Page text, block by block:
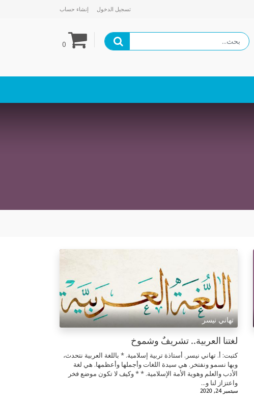
تسجيل الدخول إنشاء حساب
0
تهاني نيسر
لغتنا العربية.. تشريفٌ وشموخ
كتبت: أ. تهاني نيسر. أستاذة تربية إسلامية. * باللغة العربية نتحدث،
وبها نسمو ونفتخر. هي سيدة اللغات وأجملها وأعظمها. هي لغة
الأدب والعلم وهوية الأمة الإسلامية. * * وكيف لا تكون موضع فخر
واعتزاز لنا و...
سبتمبر 24, 2020